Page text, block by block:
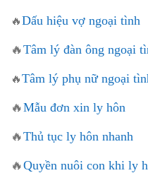
🔥Dấu hiệu vợ ngoại tình
🔥Tâm lý đàn ông ngoại
🔥Tâm lý phụ nữ ngoại
🔥Mẫu đơn xin ly hôn
🔥Thủ tục ly hôn nhanh
🔥Quyền nuôi con khi ly